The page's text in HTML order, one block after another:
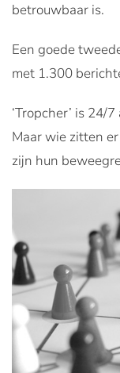
betrouwbaar is.
Een goede
met 1.300
‘Tropcher’ is 24/
Maar wie zitten er
zijn hun